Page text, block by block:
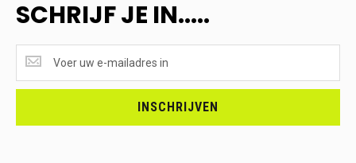
SCHRIJF JE IN.....
ONTVANGEN?
<br>SCHRIJF
INSCHRIJVEN